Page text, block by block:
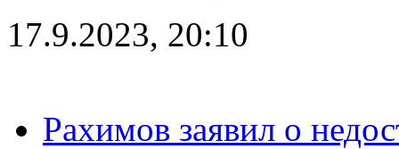
17.9.2023, 20:10
Рахимов заявил о